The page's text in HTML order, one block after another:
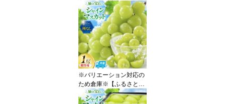
シャインマスカット 先行
予約 1kg 2kg 3kg 定期便
選べる容量 訳あり ふる
さと納税 フルーツ [山梨
県 韮崎市 20745480 RE
GALO] シャインマスカッ
ト マスカット ふるさと
納税 ギフト 山梨県産 ぶ
どう 果物 ブドウ ◎
※バリエーション対応の
ため倉庫※【ふるさと納
税】 【2026年発送】 シ
ャインマスカット 先行予